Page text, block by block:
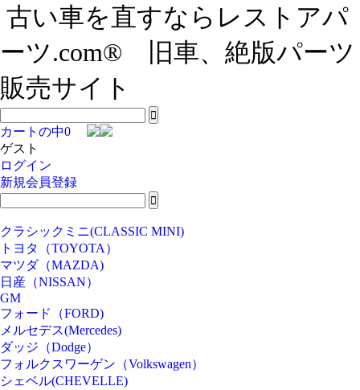
古い車を直すならレストアパ
ーツ.com® 旧車、絶版パーツ
販売サイト
カートの中0
ゲスト
ログイン
新規会員登録
クラシックミニ(CLASSIC MINI)
トヨタ（TOYOTA）
マツダ（MAZDA)
日産（NISSAN）
GM
フォード（FORD)
メルセデス(Mercedes)
ダッジ（Dodge）
フォルクスワーゲン（Volkswagen）
シェベル(CHEVELLE)